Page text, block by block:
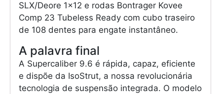
SLX/Deore 1×12 e rodas Bontrager Kovee
Comp 23 Tubeless Ready com cubo traseiro
de 108 dentes para engate instantâneo.
A palavra final
A Supercaliber 9.6 é rápida, capaz, eficiente
e dispõe da IsoStrut, a nossa revolucionária
tecnologia de suspensão integrada. O modelo